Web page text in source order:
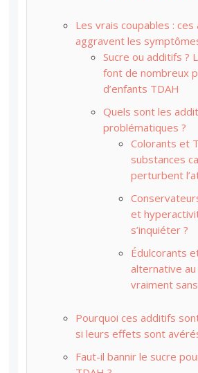
Les vrais coupables : ces
aggravent les
Sucre ou additifs ?
font de nombreux
d’enfants TDAH
Quels sont les
problématiques ?
Colorants et
substances
perturbent
et
s’inquiéter ?
Édulcorants
alternative
vraiment
Pourquoi ces additifs
si leurs effets sont
Faut-il bannir le sucre